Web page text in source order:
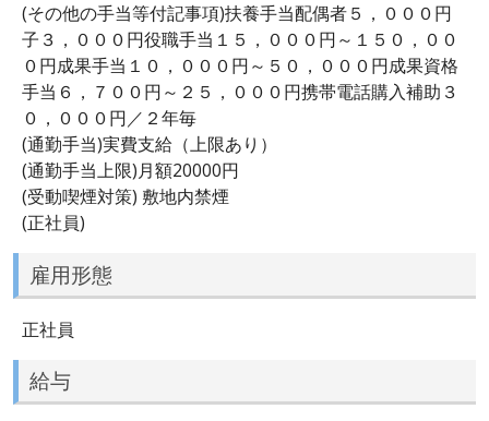
(その他の手当等付記事項)扶養手当配偶者５，０００円
子３，０００円役職手当１５，０００円～１５０，００
０円成果手当１０，０００円～５０，０００円成果資格
手当６，７００円～２５，０００円携帯電話購入補助３
０，０００円／２年毎
(通勤手当)実費支給（上限あり）
(通勤手当上限)月額20000円
(受動喫煙対策) 敷地内禁煙
(正社員)
雇用形態
正社員
給与